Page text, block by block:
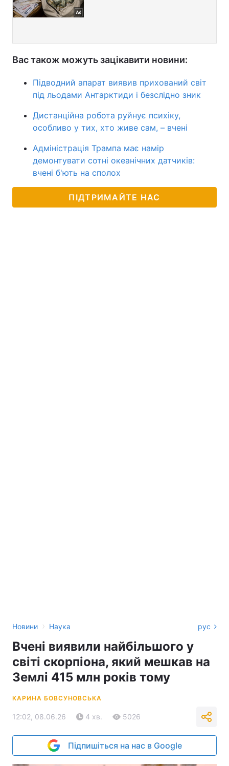
Вас також можуть зацікавити новини:
Підводний апарат виявив прихований світ
під льодами Антарктиди і безслідно зник
Дистанційна робота руйнує психіку,
особливо у тих, хто живе сам, – вчені
Адміністрація Трампа має намір
демонтувати сотні океанічних датчиків:
вчені б'ють на сполох
ПІДТРИМАЙТЕ НАС
Новини › Наука рус
Вчені виявили найбільшого у
світі скорпіона, який мешкав на
Землі 415 млн років тому
КАРИНА БОВСУНОВСЬКА
12:02, 08.06.26 4 хв. 5026
Підпишіться на нас в Google